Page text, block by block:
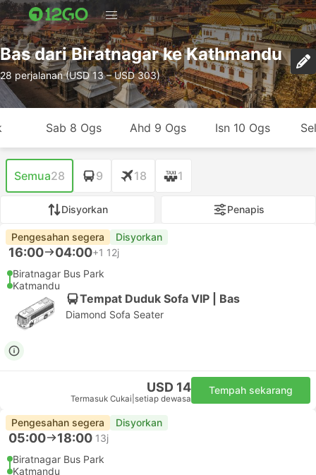
Bas dari Biratnagar ke Kathmandu
28 perjalanan (USD 13 – USD 303)
Sab 8 Ogs Ahd 9 Ogs Isn 10 Ogs
Semua28 9 18 1
Disyorkan Penapis
Pengesahan segera Disyorkan
16:00 04:00+1 12j
Biratnagar Bus Park
Katmandu
Tempat Duduk Sofa VIP | Bas
Diamond Sofa Seater
USD 14
Termasuk Cukai setiap dewasa
Tempah sekarang
Pengesahan segera Disyorkan
05:00 18:00 13j
Biratnagar Bus Park
Katmandu